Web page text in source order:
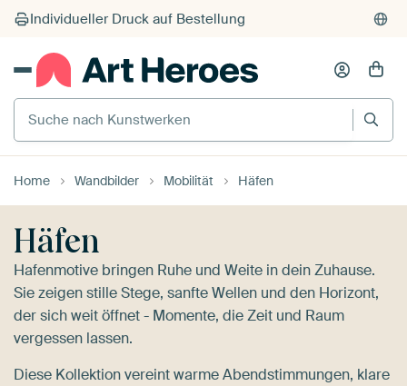
Suche nach Kunstwerken
Home Wandbilder Mobilität Häfen
Häfen
Hafenmotive bringen Ruhe und Weite in dein Zuhause.
Sie zeigen stille Stege, sanfte Wellen und den Horizont,
der sich weit öffnet - Momente, die Zeit und Raum
vergessen lassen.
Diese Kollektion vereint warme Abendstimmungen, klare